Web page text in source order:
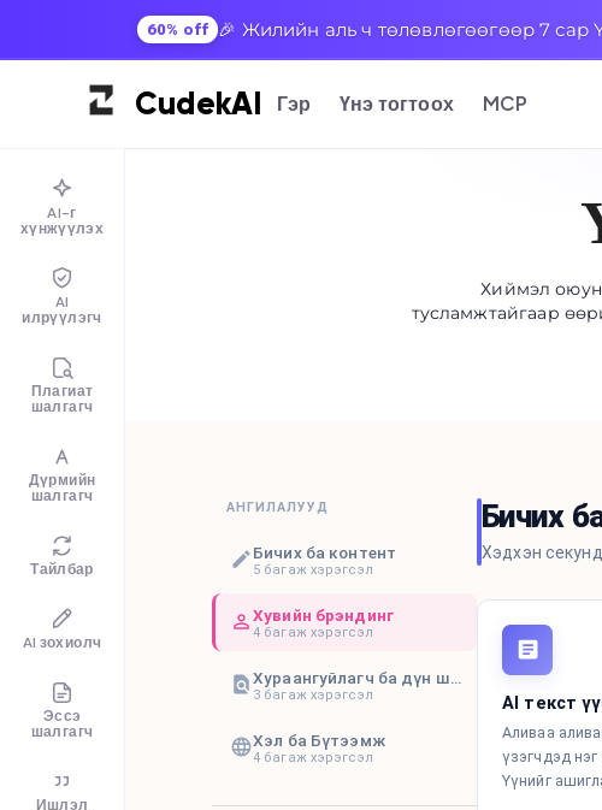
60% off 🎉 Жилийн аль ч төлөвлөгөөгөөр 7 сар
CudekAI Гэр Үнэ тогтоох MCP
AI-г
хүнжүүлэх
AI
илрүүлэгч
Плагиат
шалгагч
Дүрмийн
шалгагч
Тайлбар
AI зохиолч
Эссэ
шалгагч
Ишлэл
Хиймэл оюун
тусламжтайгаар
АНГИЛАЛУУД
Бичих ба контент
5 багаж хэрэгсэл
Хувийн брэндинг
4 багаж хэрэгсэл
3 багаж хэрэгсэл
Хэл ба Бүтээмж
4 багаж хэрэгсэл
Бичих
Хэдхэн
AI текст
Аливаа
үзэгчдэд нэг
Үүнийг